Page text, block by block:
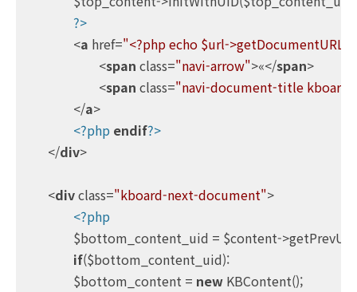
?>
<a href="<?php echo $url-
<span class="navi-arrow">«</span>
<span class="navi-document-title
</a>
<?php endif?>
</div>
<divclass="kboard-next-document">
<?php
if($bottom_content_uid):
		$bottom_content =
new KBContent();